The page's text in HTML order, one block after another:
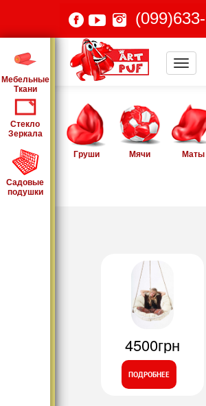
Груши Мячи Маты
Мебельные
Ткани
Стекло
Зеркала
Садовые
подушки
4500грн
ПОДРОБНЕЕ